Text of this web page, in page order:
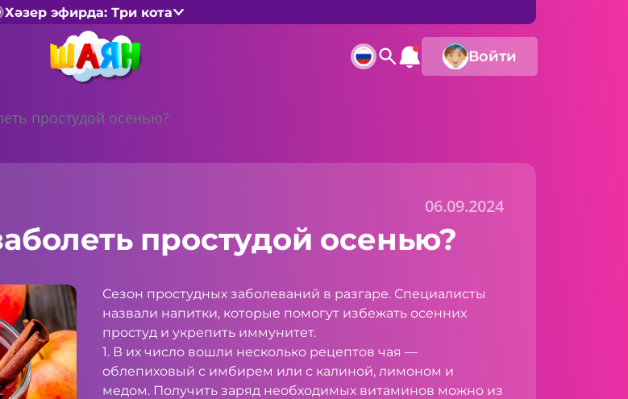
Хәзер эфирда: Три кота
Войти
простудой осенью?
06.09.2024
простудой осенью?
Сезон простудных заболеваний в разгаре. Специалисты
назвали напитки, которые помогут избежать осенних
простуд и укрепить иммунитет.
1. В их число вошли несколько рецептов чая —
облепиховый с имбирем или с калиной, лимоном и
медом. Получить заряд необходимых витаминов можно из